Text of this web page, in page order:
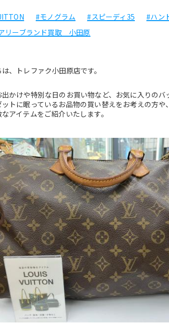
#モノグラム #スピーディ35
#ハン
リーブランド買取 小田原
、トレファク小田原店です。
かけや特別な日のお買い物など、お気に入りのバ
ットに眠っているお品物の買い替えをお考えの方
アイテムをご紹介いたします。